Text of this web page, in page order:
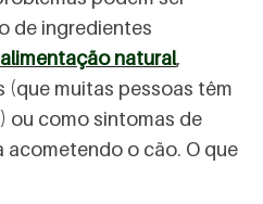
de ingredientes
alimentação natural,
(que muitas pessoas têm
ou como sintomas de
acometendo o cão. O que